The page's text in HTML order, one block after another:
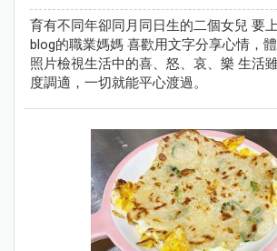
育有不同年卻同月同日生的二個女兒 要
blog的職業媽媽 喜歡用文字分享心情，
照片檢視生活中的喜、怒、哀、樂 生活
度調適，一切就能平心渡過。